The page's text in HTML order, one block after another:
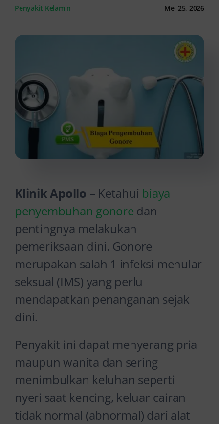
Penyakit Kelamin Mei 25, 2026
Klinik Apollo – Ketahui biaya
penyembuhan gonore dan
pentingnya melakukan
pemeriksaan dini. Gonore
merupakan salah 1 infeksi menular
seksual (IMS) yang perlu
mendapatkan penanganan sejak
dini.
Penyakit ini dapat menyerang pria
maupun wanita dan sering
menimbulkan keluhan seperti
nyeri saat kencing, keluar cairan
tidak normal (abnormal) dari alat